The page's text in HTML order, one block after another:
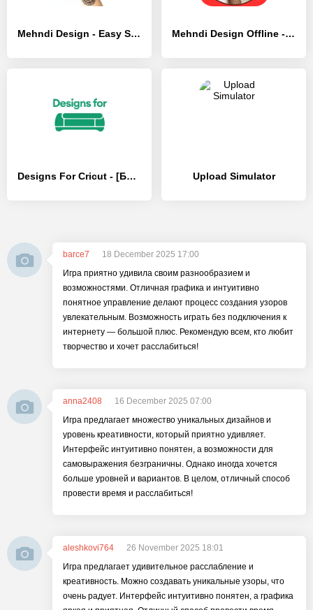
Mehndi Design - Easy Simple - [Без рекламы] Mehndi Design Offline - [Без рекламы]
Designs For Cricut - [Без рекламы] Upload Simulator
barce7
18 December 2025 17:00
Игра приятно удивила своим разнообразием и
возможностями. Отличная графика и интуитивно
понятное управление делают процесс создания узоров
увлекательным. Возможность играть без подключения к
интернету — большой плюс. Рекомендую всем, кто любит
творчество и хочет расслабиться!
anna2408
16 December 2025 07:00
Игра предлагает множество уникальных дизайнов и
уровень креативности, который приятно удивляет.
Интерфейс интуитивно понятен, а возможности для
самовыражения безграничны. Однако иногда хочется
больше уровней и вариантов. В целом, отличный способ
провести время и расслабиться!
aleshkovi764
26 November 2025 18:01
Игра предлагает удивительное расслабление и
креативность. Можно создавать уникальные узоры, что
очень радует. Интерфейс интуитивно понятен, а графика